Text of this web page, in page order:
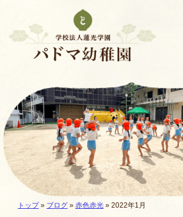
メインメニュー
ここから本文です。
現在地:
トップ» ブログ » 赤色赤光 » 2022年1月